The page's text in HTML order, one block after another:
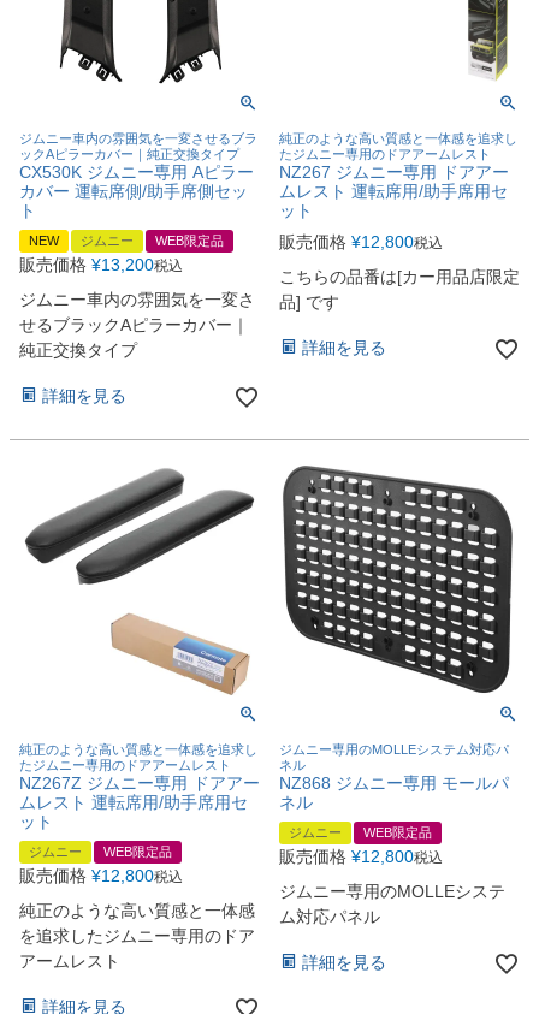
ジムニー車内の雰囲気を一変させるブラ
ックAピラーカバー｜純正交換タイプ
CX530K ジムニー専用 Aピラー
カバー 運転席側/助手席側セッ
ト
NEW ジムニー WEB限定品
販売価格 ¥13,200税込
ジムニー車内の雰囲気を一変さ
せるブラックAピラーカバー｜
純正交換タイプ
詳細を見る
純正のような高い質感と一体感を追求し
たジムニー専用のドアアームレスト
NZ267 ジムニー専用 ドアアー
ムレスト 運転席用/助手席用セ
ット
販売価格 ¥12,800税込
こちらの品番は[カー用品店限定
品] です
詳細を見る
純正のような高い質感と一体感を追求し
たジムニー専用のドアアームレスト
NZ267Z ジムニー専用 ドアアー
ムレスト 運転席用/助手席用セ
ット
ジムニー WEB限定品
販売価格 ¥12,800税込
純正のような高い質感と一体感
を追求したジムニー専用のドア
アームレスト
詳細を見る
ジムニー専用のMOLLEシステム対応パ
ネル
NZ868 ジムニー専用 モールパ
ネル
ジムニー WEB限定品
販売価格 ¥12,800税込
ジムニー専用のMOLLEシステ
ム対応パネル
詳細を見る